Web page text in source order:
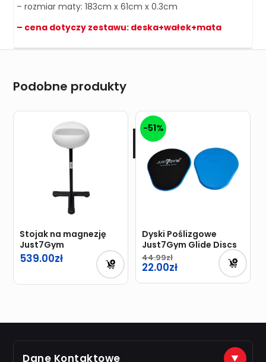
– rozmiar maty: 183cm x 61cm x 0.3cm
– cena dotyczy zestawu: deska+wałek+mata
Podobne produkty
Stojak na magnezję
Just7Gym
539.00
-51%
Dyski Poślizgowe
Just7Gym Glide Discs
44.99
Pierwotna
cena
22.00
Aktualna
22.00zł.
Dane Kontaktowe